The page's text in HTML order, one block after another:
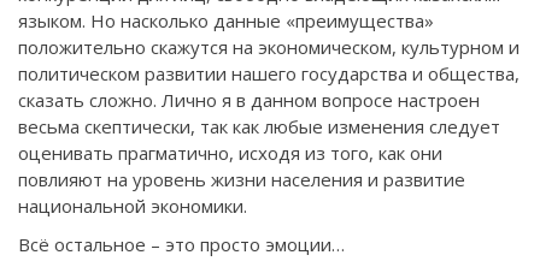
языком. Но насколько данные «преимущества»
положительно скажутся на экономическом, культурном и
политическом развитии нашего государства и общества,
сказать сложно. Лично я в данном вопросе настроен
весьма скептически, так как любые изменения следует
оценивать прагматично, исходя из того, как они
повлияют на уровень жизни населения и развитие
национальной экономики.
Всё остальное – это просто эмоции…